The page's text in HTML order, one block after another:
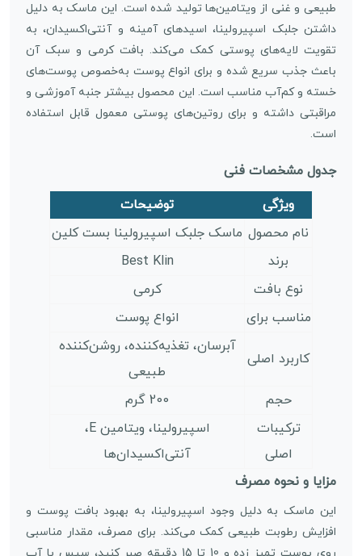
طبیعی و غنی از ویتامین‌ها تولید شده است. این ماسک به دلیل
داشتن جلبک اسپیرولینا، اسیدهای آمینه و آنتی‌اکسیدان‌، به
تقویت لایه‌های پوستی کمک می‌کند. بافت کرمی و سبک آن
باعث جذب سریع شده و برای انواع پوست به‌خصوص پوست‌های
خسته و کم‌آب مناسب است. این محصول بیشتر جنبه آموزشی و
مراقبتی داشته و برای روتین‌های پوستی معمول قابل استفاده
است.
جدول مشخصات فنی
ویژگی
توضیحات
نام محصول ماسک جلبک اسپیرولینا بست کلین
برند
Best Klin
نوع بافت
کرمی
مناسب برای
انواع پوست
کاربرد اصلی
آبرسان، تغذیه‌کننده، روشن‌کننده
طبیعی
حجم
200 گرم
ترکیبات
اصلی
اسپیرولینا، ویتامین E،
آنتی‌اکسیدان‌ها
مزایا و نحوه مصرف
این ماسک به دلیل وجود اسپیرولینا، به بهبود بافت پوست و
افزایش رطوبت طبیعی کمک می‌کند. برای مصرف، مقدار مناسبی